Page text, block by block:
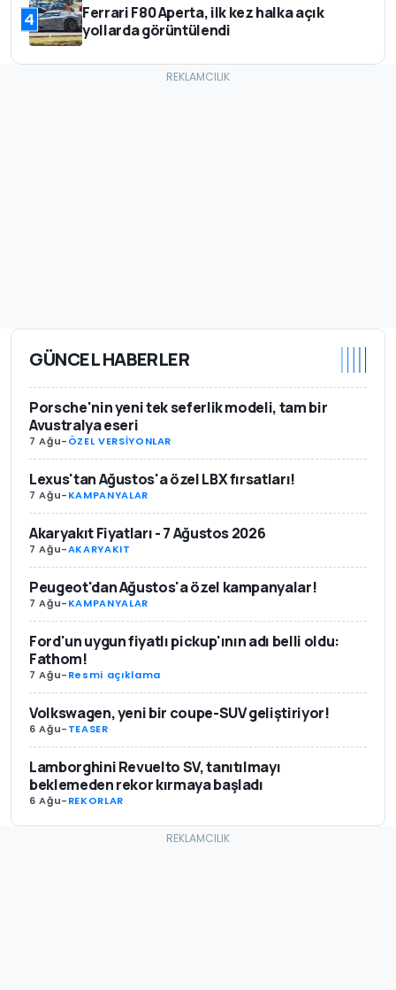
4
Ferrari F80 Aperta, ilk kez halka açık
yollarda görüntülendi
GÜNCEL HABERLER
Porsche'nin yeni tek seferlik modeli, tam bir
Avustralya eseri
7 Ağu-ÖZEL VERSİYONLAR
Lexus'tan Ağustos'a özel LBX fırsatları!
7 Ağu-KAMPANYALAR
Akaryakıt Fiyatları - 7 Ağustos 2026
7 Ağu-AKARYAKIT
Peugeot'dan Ağustos'a özel kampanyalar!
7 Ağu-KAMPANYALAR
Ford'un uygun fiyatlı pickup'ının adı belli oldu:
Fathom!
7 Ağu-Resmi açıklama
Volkswagen, yeni bir coupe-SUV geliştiriyor!
6 Ağu-TEASER
Lamborghini Revuelto SV, tanıtılmayı
beklemeden rekor kırmaya başladı
6 Ağu-REKORLAR